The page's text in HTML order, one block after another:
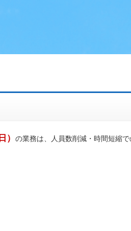
の業務は、人員数削減・時間短縮で